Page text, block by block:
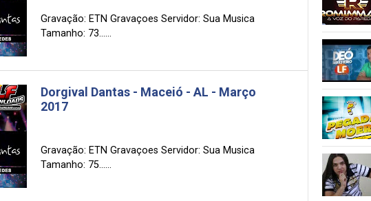
Gravação: ETN Gravaçoes Servidor: Sua Musica
Tamanho: 73......
Dorgival Dantas - Maceió - AL - Março
2017
Gravação: ETN Gravaçoes Servidor: Sua Musica
Tamanho: 75......